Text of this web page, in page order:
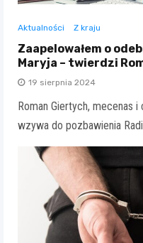
Aktualności Z kraju
Zaapelowałem o
Maryja – twierdzi
19 sierpnia 2024
Roman Giertych, mecenas
wzywa do pozbawienia